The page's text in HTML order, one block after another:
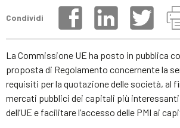
Condividi
La Commissione UE ha posto in pubblica
proposta di Regolamento concernente la
requisiti per la quotazione delle società, al
mercati pubblici dei capitali più
dell’UE e facilitare l’accesso delle PMI ai